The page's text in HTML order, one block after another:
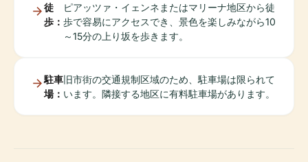
徒
歩：
ピアッツァ・イェンネまたはマリーナ地区から徒
歩で容易にアクセスでき、景色を楽しみながら10
～15分の上り坂を歩きます。
駐車
場：
旧市街の交通規制区域のため、駐車場は限られて
います。隣接する地区に有料駐車場があります。